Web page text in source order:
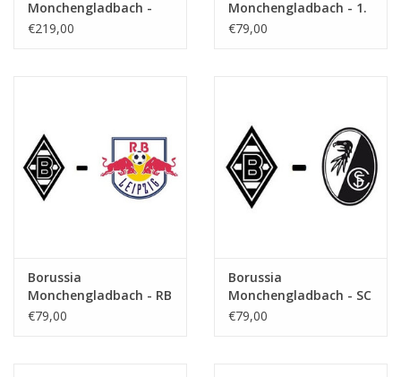
Monchengladbach -
Bayern Munchen
€219,00
Monchengladbach - 1.
FC Union Berlin
€79,00
Borussia
Monchengladbach - RB
Leipzig
€79,00
Borussia
Monchengladbach - SC
Freiburg
€79,00